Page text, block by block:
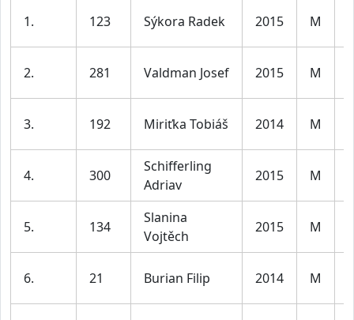
1. 123 Sýkora Radek 2015 M
2. 281 Valdman Josef 2015 M
3. 192 Miriťka Tobiáš 2014 M
4. 300
Schifferling
Adriav
2015 M
5. 134
Slanina
Vojtěch
2015 M
6. 21 Burian Filip 2014 M